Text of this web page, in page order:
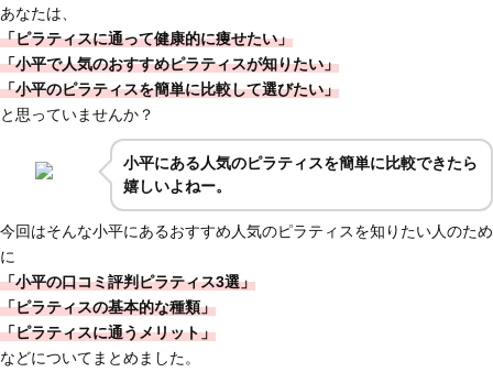
あなたは、
「ピラティスに通って健康的に痩せたい」
「小平で人気のおすすめピラティスが知りたい」
「小平のピラティスを簡単に比較して選びたい」
と思っていませんか？
小平にある人気のピラティスを簡単に比較できたら
嬉しいよねー。
今回はそんな小平にあるおすすめ人気のピラティスを知りたい人のため
に
「小平の口コミ評判ピラティス3選」
「ピラティスの基本的な種類」
「ピラティスに通うメリット」
などについてまとめました。